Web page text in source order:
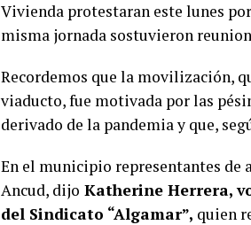
Vivienda protestaran este lunes
misma jornada sostuvieron
Recordemos que la movilización,
viaducto, fue motivada por las
derivado de la pandemia y que,
En el municipio representantes de
Ancud, dijo Katherine Herrera,
del Sindicato “Algamar”, quien